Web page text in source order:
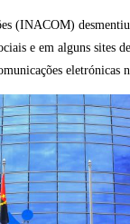
(INACOM)
e em alguns sites
eletrónicas